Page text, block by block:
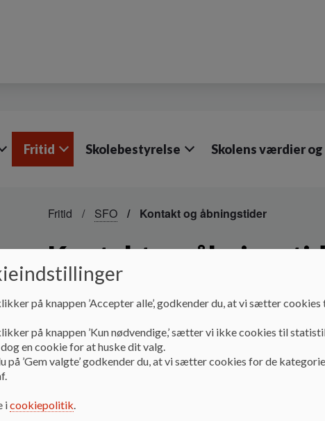
Fritid Skolebestyrelse Skolens værdier
Fritid SFO Kontakt og åbningstider
Kontakt og
Kontakt:
A-spor: 4452 5755
B-spor: 4452 5750
C-spor: 4452 5752
D-spor: 4452 5775
Mobilnr. til SFO
på knappen ’Accepter alle’, godkender du, at vi sætter
på knappen ’Kun nødvendige,’ sætter vi ikke cookies til
en cookie for at huske dit valg.
på ’Gem valgte’ godkender du, at vi sætter cookies for de
icookiepolitik.